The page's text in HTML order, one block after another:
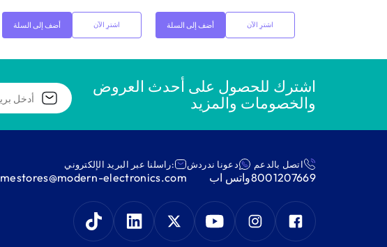
أضف إلى السلة اشترِ الآن أضف إلى السلة اشترِ الآن
اشترك للحصول على أحدث العروض
والخصومات والمزيد
اتصل بالدعم
8001207669
دعونا ندردش
واتس اب
:راسلنا عبر البريد الإلكتروني
mestores@modern-electronics.com